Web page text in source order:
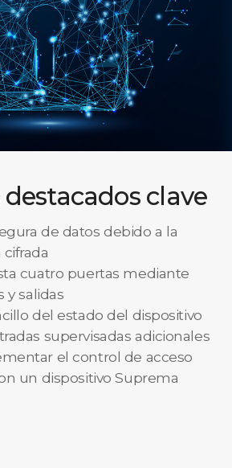
clave
de datos debido a la
cuatro puertas mediante
y salidas
del estado del dispositivo
supervisadas adicionales
el control de acceso
un dispositivo Suprema